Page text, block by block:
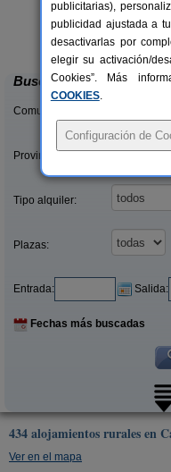
El Mas
Sant Martí de
Buscar
Comunidades:
Provincias/Islas:
Tipo alquiler:
Plazas:
Entrada: Salida:
Fechas más buscadas
434 alojamientos rurales en
Ver en el mapa
publicitarias),
publicidad ajustada a
desactivarlas por
elegir su activación/
Cookies”. Más
COOKIES.